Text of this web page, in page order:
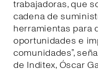
trabajadoras, que
cadena de
herramientas para
oportunidades e
comunidades”,
de Inditex, Óscar